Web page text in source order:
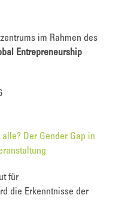
im Rahmen des
Entrepreneurship
Der Gender Gap in
für
die Erkenntnisse der